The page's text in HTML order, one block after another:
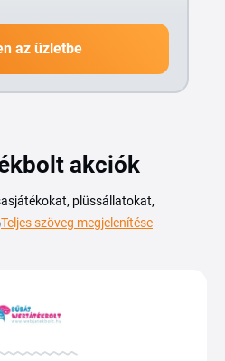
az üzletbe
akciók
plüssállatokat,
játékokat kínál a legkisebbektől
meseolvasáshoz illő
családot megmozgató
másold ki a kódot, és írd be a
Teljes szöveg megjelenítése